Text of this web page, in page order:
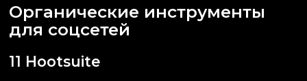
Органические инструменты
для соцсетей
11 Hootsuite